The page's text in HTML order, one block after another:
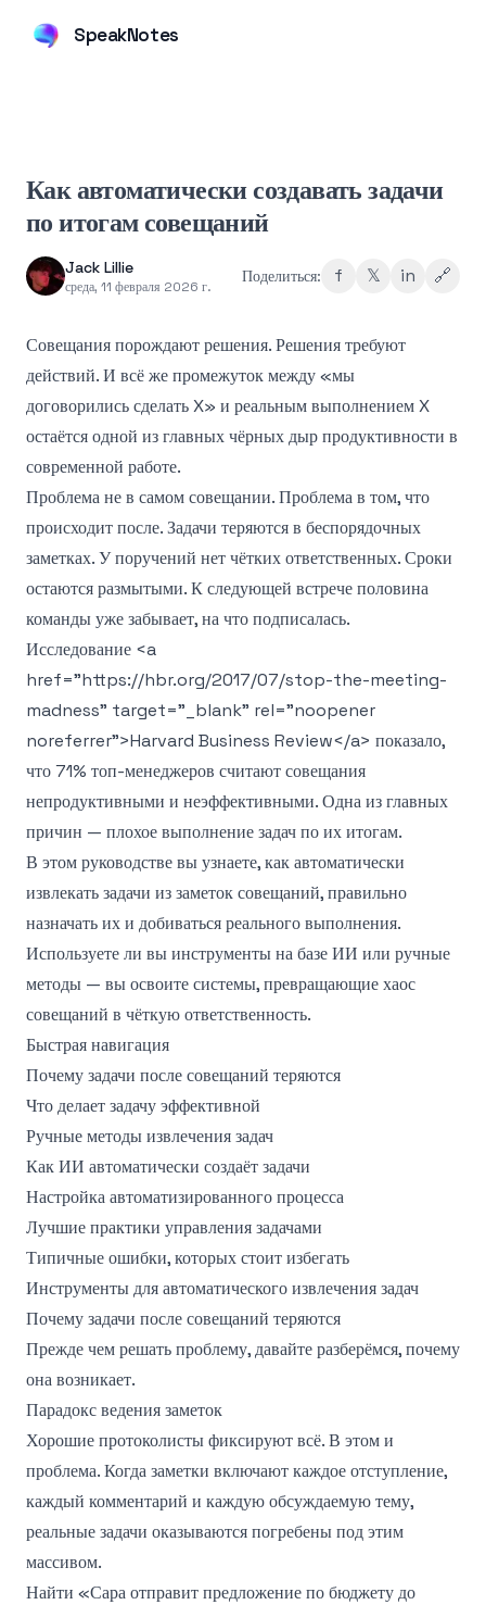
SpeakNotes
Как автоматически создавать задачи
по итогам совещаний
Jack Lillie
среда, 11 февраля 2026 г.
Поделиться: f 𝕏 in 🔗
Совещания порождают решения. Решения требуют
действий. И всё же промежуток между «мы
договорились сделать X» и реальным выполнением X
остаётся одной из главных чёрных дыр продуктивности в
современной работе.
Проблема не в самом совещании. Проблема в том, что
происходит после. Задачи теряются в беспорядочных
заметках. У поручений нет чётких ответственных. Сроки
остаются размытыми. К следующей встрече половина
команды уже забывает, на что подписалась.
Исследование <a
href="https://hbr.org/2017/07/stop-the-meeting-
madness" target="_blank" rel="noopener
noreferrer">Harvard Business Review</a> показало,
что 71% топ-менеджеров считают совещания
непродуктивными и неэффективными. Одна из главных
причин — плохое выполнение задач по их итогам.
В этом руководстве вы узнаете, как автоматически
извлекать задачи из заметок совещаний, правильно
назначать их и добиваться реального выполнения.
Используете ли вы инструменты на базе ИИ или ручные
методы — вы освоите системы, превращающие хаос
совещаний в чёткую ответственность.
Быстрая навигация
Почему задачи после совещаний теряются
Что делает задачу эффективной
Ручные методы извлечения задач
Как ИИ автоматически создаёт задачи
Настройка автоматизированного процесса
Лучшие практики управления задачами
Типичные ошибки, которых стоит избегать
Инструменты для автоматического извлечения задач
Почему задачи после совещаний теряются
Прежде чем решать проблему, давайте разберёмся, почему
она возникает.
Парадокс ведения заметок
Хорошие протоколисты фиксируют всё. В этом и
проблема. Когда заметки включают каждое отступление,
каждый комментарий и каждую обсуждаемую тему,
реальные задачи оказываются погребены под этим
массивом.
Найти «Сара отправит предложение по бюджету до